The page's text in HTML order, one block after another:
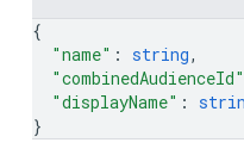
{
"name" : string,
"combinedAudienceId"
"displayName" :
}